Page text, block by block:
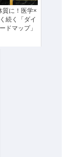
質に！医学×
続く「ダイ
ドマップ」